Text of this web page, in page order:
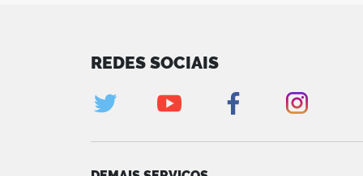
REDES SOCIAIS